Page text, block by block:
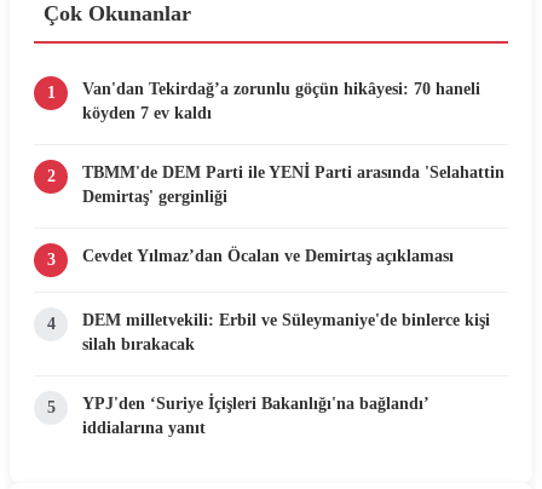
Çok Okunanlar
1
Van'dan Tekirdağ’a zorunlu göçün hikâyesi: 70 haneli
köyden 7 ev kaldı
2
TBMM'de DEM Parti ile YENİ Parti arasında 'Selahattin
Demirtaş' gerginliği
3 Cevdet Yılmaz’dan Öcalan ve Demirtaş açıklaması
4
DEM milletvekili: Erbil ve Süleymaniye'de binlerce kişi
silah bırakacak
5
YPJ'den ‘Suriye İçişleri Bakanlığı'na bağlandı’
iddialarına yanıt